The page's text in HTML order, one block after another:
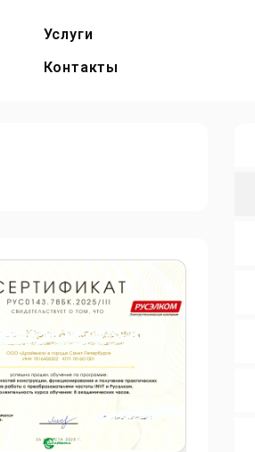
Услуги
Контакты